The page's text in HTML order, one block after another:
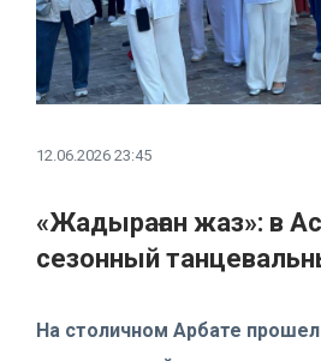
12.06.2026 23:45
«Жадыраған жаз»: в
сезонный
На столичном Арбате